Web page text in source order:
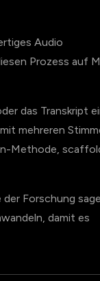
Audio
Prozess auf
das Transkript
mehreren
Methode,
Forschung
damit es